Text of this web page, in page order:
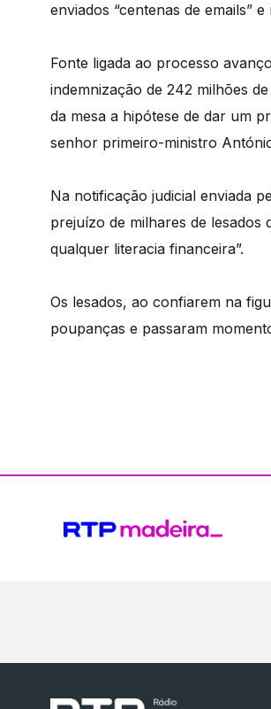
enviados “centenas de emails”
Fonte ligada ao processo
indemnização de 242 milhões
da mesa a hipótese de dar um
senhor primeiro-ministro
Na notificação judicial enviada
prejuízo de milhares de lesados
qualquer literacia financeira”.
Os lesados, ao confiarem na
poupanças e passaram